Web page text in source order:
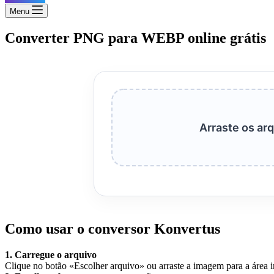
Menu
Converter PNG para WEBP online grátis
Arraste os
Como usar o conversor Konvertus
1. Carregue o arquivo
Clique no botão «Escolher arquivo» ou arraste a imagem para a área